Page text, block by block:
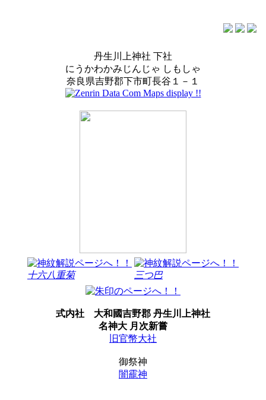
丹生川上神社 下社
にうかわかみじんじゃ しもしゃ
奈良県吉野郡下市町長谷１－１
十六八重菊 三つ巴
式内社
大和國吉野郡 丹生川上神社
名神大 月次新嘗
旧官幣大社
御祭神
闇靇神